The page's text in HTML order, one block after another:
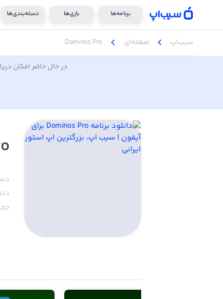
برنامه‌ها بازی‌ها دسته‌بندی‌ها
سیب‌اپ chevron_left صفحه‌ای chevron_left
Dominos Pro
در حال حاضر امکان